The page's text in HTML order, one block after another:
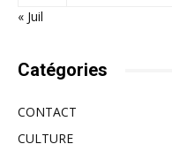
« Juil
Catégories
CONTACT
CULTURE